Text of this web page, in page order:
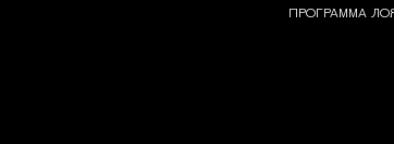
ПРОГРАММА